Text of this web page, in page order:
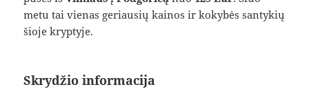
metu tai vienas geriausių kainos ir kokybės santykių
šioje kryptyje.
Skrydžio informacija